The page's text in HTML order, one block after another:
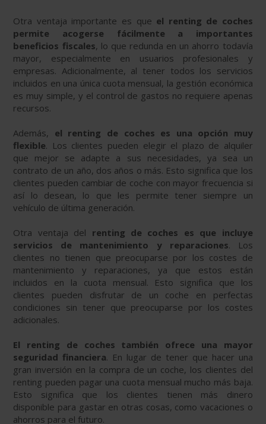
Otra ventaja importante es que el renting de coches
permite acogerse fácilmente a importantes
beneficios fiscales, lo que redunda en un ahorro todavía
mayor, especialmente en usuarios profesionales y
empresas. Adicionalmente, al tener todos los servicios
incluidos en una única cuota mensual, la gestión económica
es muy simple, y el control de gastos no requiere apenas
recursos.
Además, el renting de coches es una opción muy
flexible. Los clientes pueden elegir el plazo de alquiler
que mejor se adapte a sus necesidades, ya sea un
contrato de un año, dos años o más. Esto significa que los
clientes pueden cambiar de coche con mayor frecuencia si
así lo desean, lo que les permite tener siempre un
vehículo de última generación.
Otra ventaja del renting de coches es que incluye
servicios de mantenimiento y reparaciones. Los
clientes no tienen que preocuparse por los costes de
mantenimiento y reparaciones, ya que estos están
incluidos en la cuota mensual. Esto significa que los
clientes pueden disfrutar de un coche en perfectas
condiciones sin tener que preocuparse por los costes
adicionales.
El renting de coches también ofrece una mayor
seguridad financiera. En lugar de tener que hacer una
gran inversión en la compra de un coche, los clientes del
renting pueden pagar una cuota mensual mucho más baja.
Esto significa que los clientes tienen más dinero
disponible para gastar en otras cosas, como vacaciones o
ahorros para el futuro.